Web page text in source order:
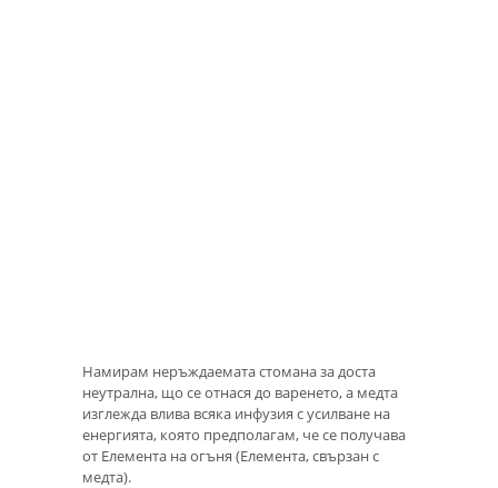
Намирам неръждаемата стомана за доста
неутрална, що се отнася до варенето, а медта
изглежда влива всяка инфузия с усилване на
енергията, която предполагам, че се получава
от Елемента на огъня (Елемента, свързан с
медта).